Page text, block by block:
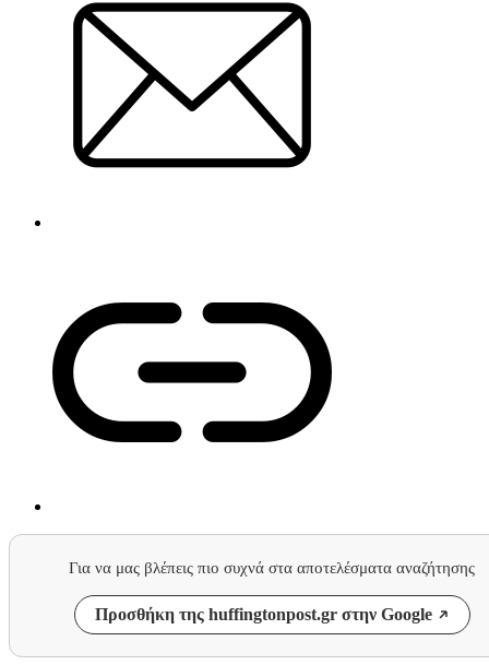
Για να μας βλέπεις πιο συχνά στα αποτελέσματα αναζήτησης
Προσθήκη της huffingtonpost.gr στην Google